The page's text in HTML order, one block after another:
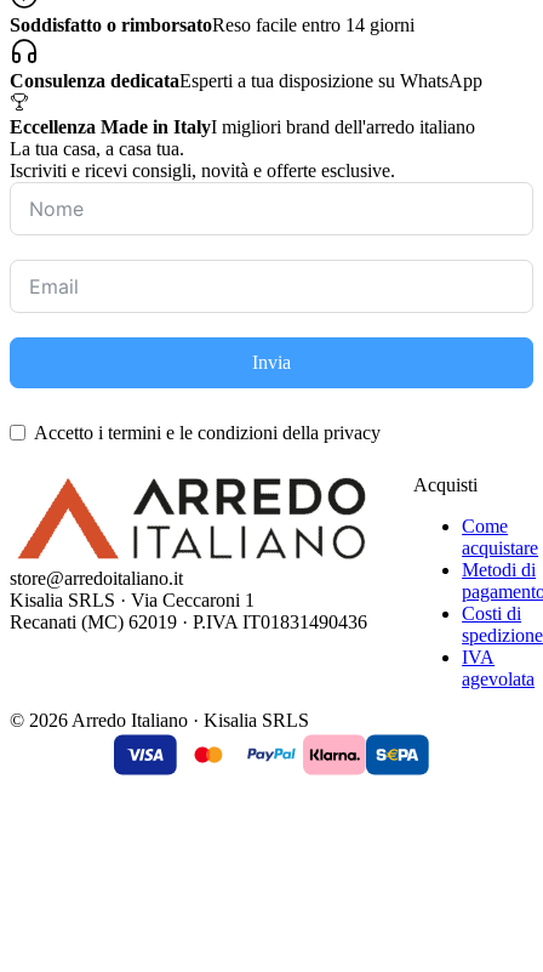
Soddisfatto o rimborsatoReso facile entro 14 giorni
Consulenza dedicataEsperti a tua disposizione su WhatsApp
Eccellenza Made in ItalyI migliori brand dell'arredo italiano
La tua casa, a casa tua.
Iscriviti e ricevi consigli, novità e offerte esclusive.
Invia
Accetto i termini e le condizioni della privacy
store@arredoitaliano.it
Kisalia SRLS · Via Ceccaroni 1
Recanati (MC) 62019 · P.IVA IT01831490436
Acquisti
Come
acquistare
Metodi di
Costi di
spedizione
IVA
agevolata
© 2026 Arredo Italiano · Kisalia SRLS